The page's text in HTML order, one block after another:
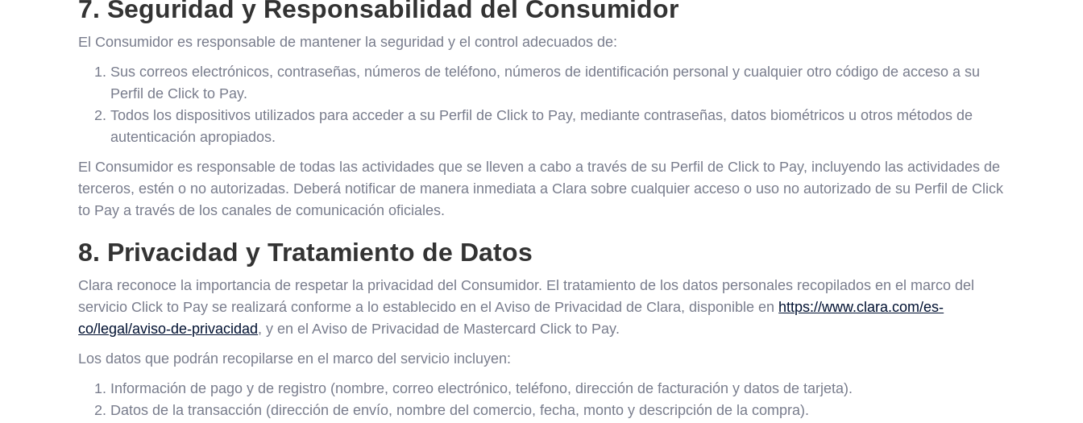
7. Seguridad y Responsabilidad del Consumidor
El Consumidor es responsable de mantener la seguridad y el control adecuados de:
Sus correos electrónicos, contraseñas, números de teléfono, números de identificación personal y cualquier otro código de acceso a su
Perfil de Click to Pay.
Todos los dispositivos utilizados para acceder a su Perfil de Click to Pay, mediante contraseñas, datos biométricos u otros métodos de
autenticación apropiados.
El Consumidor es responsable de todas las actividades que se lleven a cabo a través de su Perfil de Click to Pay, incluyendo las actividades de
terceros, estén o no autorizadas. Deberá notificar de manera inmediata a Clara sobre cualquier acceso o uso no autorizado de su Perfil de Click
to Pay a través de los canales de comunicación oficiales.
8. Privacidad y Tratamiento de Datos
Clara reconoce la importancia de respetar la privacidad del Consumidor. El tratamiento de los datos personales recopilados en el marco del
servicio Click to Pay se realizará conforme a lo establecido en el Aviso de Privacidad de Clara, disponible en https://www.clara.com/es-
co/legal/aviso-de-privacidad, y en el Aviso de Privacidad de Mastercard Click to Pay.
Los datos que podrán recopilarse en el marco del servicio incluyen:
Información de pago y de registro (nombre, correo electrónico, teléfono, dirección de facturación y datos de tarjeta).
Datos de la transacción (dirección de envío, nombre del comercio, fecha, monto y descripción de la compra).